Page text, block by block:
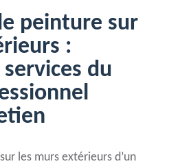
peinture sur
:
du
les murs extérieurs d’un